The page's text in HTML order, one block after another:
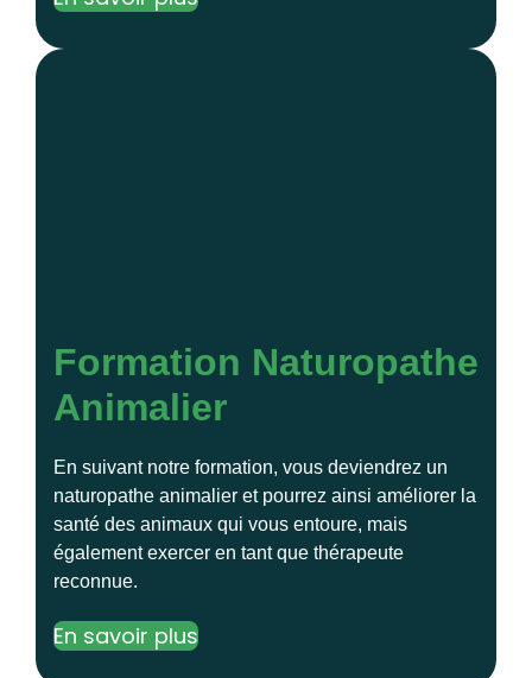
Formation Naturopathe
Animalier
En suivant notre formation, vous deviendrez un
naturopathe animalier et pourrez ainsi améliorer la
santé des animaux qui vous entoure, mais
également exercer en tant que thérapeute
reconnue.
En savoir plus